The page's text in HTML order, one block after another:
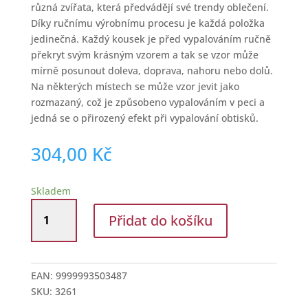
různá zvířata, která předvádějí své trendy oblečení.
Díky ručnímu výrobnímu procesu je každá položka
jedinečná. Každý kousek je před vypalováním ručně
překryt svým krásným vzorem a tak se vzor může
mírně posunout doleva, doprava, nahoru nebo dolů.
Na některých místech se může vzor jevit jako
rozmazaný, což je způsobeno vypalováním v peci a
jedná se o přirozený efekt při vypalování obtisků.
304,00 Kč
Skladem
malá
žába
červená
množství
Přidat do košíku
EAN: 9999993503487
SKU: 3261